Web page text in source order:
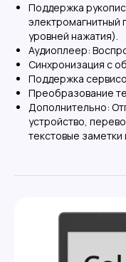
Поддержка
электромагнитный
уровней нажатия).
Аудиоплеер:
Синхронизация с
Поддержка
Преобразование
Дополнительно:
устройство,
текстовые